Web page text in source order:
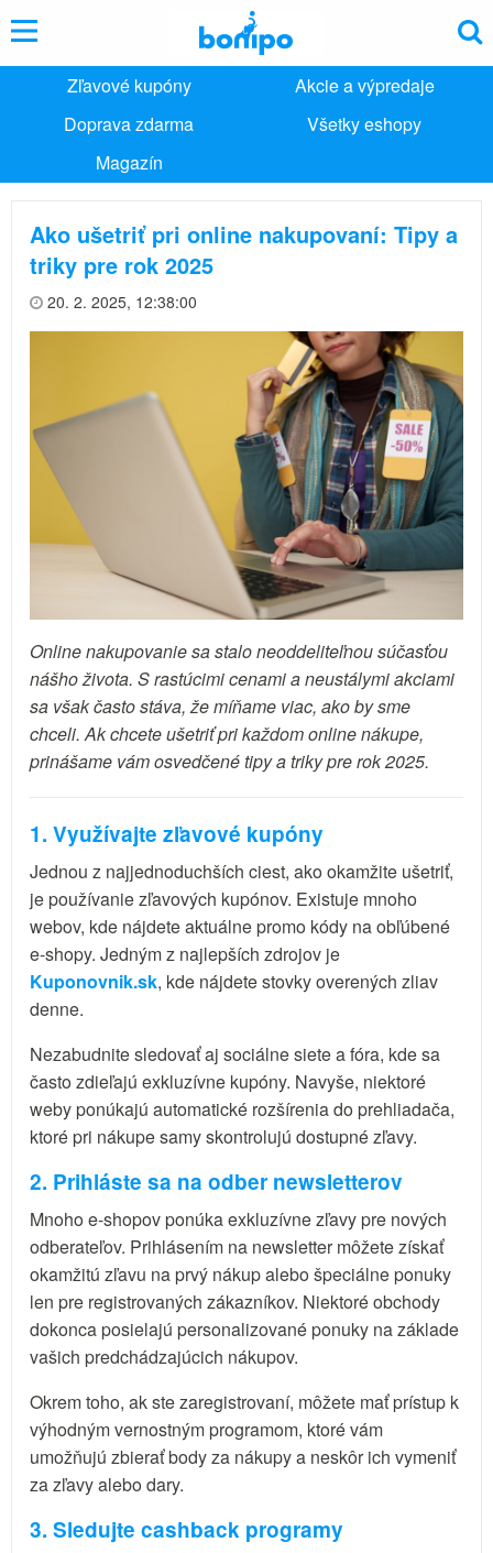
Zľavové kupóny
Akcie a výpredaje
Doprava zdarma
Všetky eshopy
Magazín
Ako ušetriť pri online nakupovaní: Tipy a
triky pre rok 2025
20. 2. 2025, 12:38:00
Online nakupovanie sa stalo neoddeliteľnou súčasťou
nášho života. S rastúcimi cenami a neustálymi akciami
sa však často stáva, že míňame viac, ako by sme
chceli. Ak chcete ušetriť pri každom online nákupe,
prinášame vám osvedčené tipy a triky pre rok 2025.
1. Využívajte zľavové kupóny
Jednou z najjednoduchších ciest, ako okamžite ušetriť,
je používanie zľavových kupónov. Existuje mnoho
webov, kde nájdete aktuálne promo kódy na obľúbené
e-shopy. Jedným z najlepších zdrojov je
Kuponovnik.sk, kde nájdete stovky overených zliav
denne.
Nezabudnite sledovať aj sociálne siete a fóra, kde sa
často zdieľajú exkluzívne kupóny. Navyše, niektoré
weby ponúkajú automatické rozšírenia do prehliadača,
ktoré pri nákupe samy skontrolujú dostupné zľavy.
2. Prihláste sa na odber newsletterov
Mnoho e-shopov ponúka exkluzívne zľavy pre nových
odberateľov. Prihlásením na newsletter môžete získať
okamžitú zľavu na prvý nákup alebo špeciálne ponuky
len pre registrovaných zákazníkov. Niektoré obchody
dokonca posielajú personalizované ponuky na základe
vašich predchádzajúcich nákupov.
Okrem toho, ak ste zaregistrovaní, môžete mať prístup k
výhodným vernostným programom, ktoré vám
umožňujú zbierať body za nákupy a neskôr ich vymeniť
za zľavy alebo dary.
3. Sledujte cashback programy